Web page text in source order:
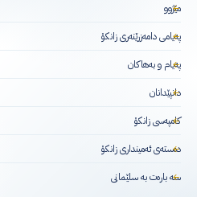
مێژوو
پەیامی دامەزرێنەری زانکۆ
پەیام و بەهاکان
دانپێدانان
کامپەسی زانکۆ
دەستەی ئەمینداری زانکۆ
سه بارەت به سلێمانی